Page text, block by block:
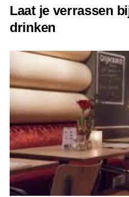
Laat je verrassen
drinken